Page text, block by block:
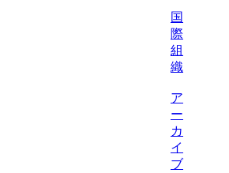
国
際
組
織
ア
ー
カ
イ
ブ